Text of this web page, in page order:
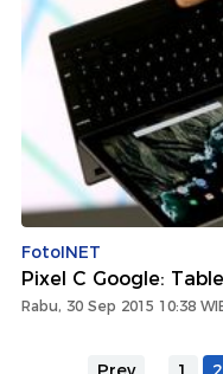
FotoINET
Pixel C Google:
Rabu, 30 Sep 2015 10:38